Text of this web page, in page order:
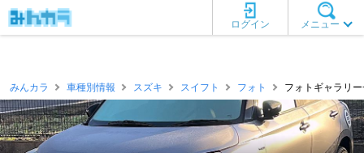
メニュー
ログイン
みんカラ 車種別情報 スズキ スイフト フォト フォトギャラリ